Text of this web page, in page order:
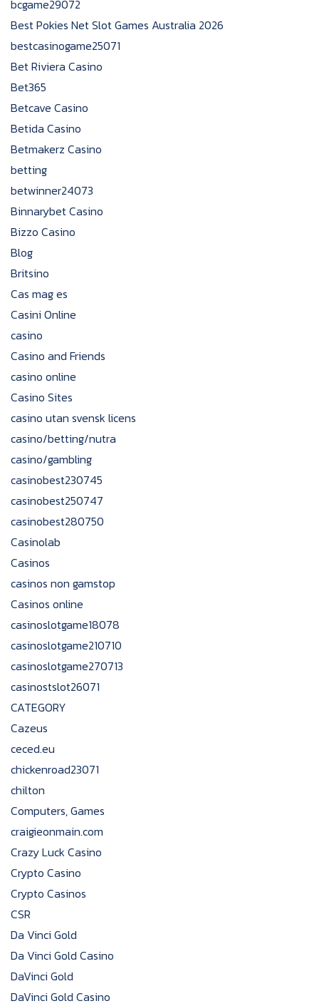
bcgame29072
Best Pokies Net Slot Games Australia 2026
bestcasinogame25071
Bet Riviera Casino
Bet365
Betcave Casino
Betida Casino
Betmakerz Casino
betting
betwinner24073
Binnarybet Casino
Bizzo Casino
Blog
Britsino
Cas mag es
Casini Online
casino
Casino and Friends
casino online
Casino Sites
casino utan svensk licens
casino/betting/nutra
casino/gambling
casinobest230745
casinobest250747
casinobest280750
Casinolab
Casinos
casinos non gamstop
Casinos online
casinoslotgame18078
casinoslotgame210710
casinoslotgame270713
casinostslot26071
CATEGORY
Cazeus
ceced.eu
chickenroad23071
chilton
Computers, Games
craigieonmain.com
Crazy Luck Casino
Crypto Casino
Crypto Casinos
CSR
Da Vinci Gold
Da Vinci Gold Casino
DaVinci Gold
DaVinci Gold Casino